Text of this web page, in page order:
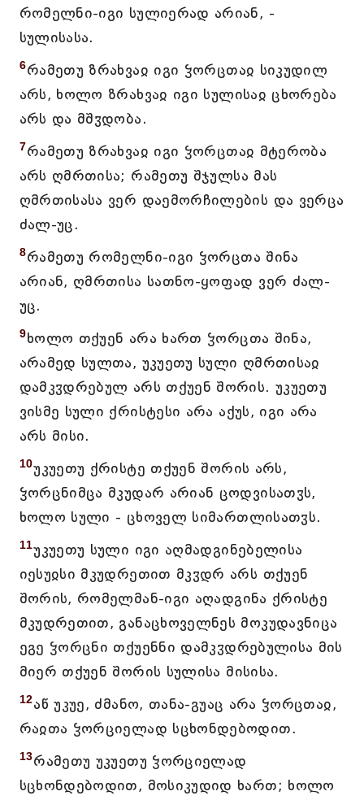
რომელნი-იგი სულიერად არიან, -
სულისასა.
6რამეთუ ზრახვაჲ იგი ჴორცთაჲ სიკუდილ
არს, ხოლო ზრახვაჲ იგი სულისაჲ ცხორება
არს და მშჳდობა.
7რამეთუ ზრახვაჲ იგი ჴორცთაჲ მტერობა
არს ღმრთისა; რამეთუ შჯულსა მას
ღმრთისასა ვერ დაემორჩილების და ვერცა
ძალ-უც.
8რამეთუ რომელნი-იგი ჴორცთა შინა
არიან, ღმრთისა სათნო-ყოფად ვერ ძალ-
უც.
9ხოლო თქუენ არა ხართ ჴორცთა შინა,
არამედ სულთა, უკუეთუ სული ღმრთისაჲ
დამკჳდრებულ არს თქუენ შორის. უკუეთუ
ვისმე სული ქრისტესი არა აქუს, იგი არა
არს მისი.
10უკუეთუ ქრისტე თქუენ შორის არს,
ჴორცნიმცა მკუდარ არიან ცოდვისათჳს,
ხოლო სული - ცხოველ სიმართლისათჳს.
11უკუეთუ სული იგი აღმადგინებელისა
იესუჲსი მკუდრეთით მკჳდრ არს თქუენ
შორის, რომელმან-იგი აღადგინა ქრისტე
მკუდრეთით, განაცხოველნეს მოკუდავნიცა
ეგე ჴორცნი თქუენნი დამკჳდრებულისა მის
მიერ თქუენ შორის სულისა მისისა.
12აწ უკუე, ძმანო, თანა-გუაც არა ჴორცთაჲ,
რაჲთა ჴორციელად სცხონდებოდით.
13რამეთუ უკუეთუ ჴორციელად
სცხონდებოდით, მოსიკუდიდ ხართ; ხოლო